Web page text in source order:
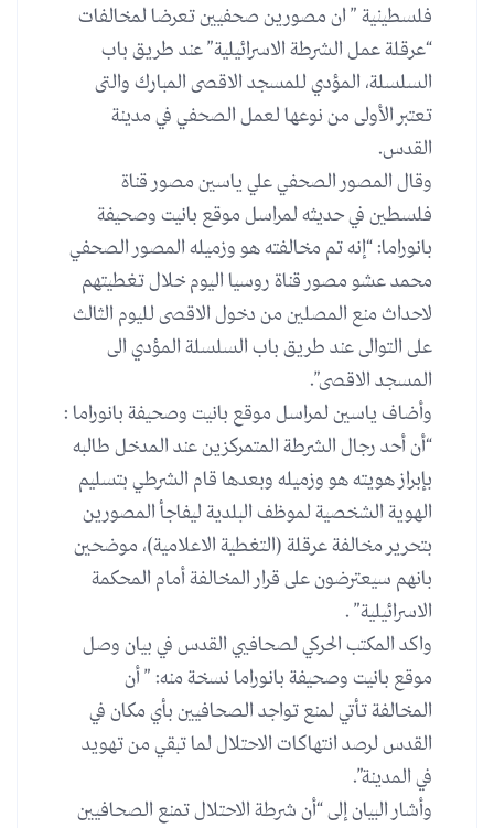
فلسطينية ” ان مصورين صحفيين تعرضا لمخالفات
“عرقلة عمل الشرطة الاسرائيلية” عند طريق باب
السلسلة، المؤدي للمسجد الاقصى المبارك والتى
تعتبر اﻷولى من نوعها لعمل الصحفي في مدينة
القدس.
وقال المصور الصحفي علي ياسين مصور قناة
فلسطين في حديثه لمراسل موقع بانيت وصحيفة
بانوراما: “إنه تم مخالفته هو وزميله المصور الصحفي
محمد عشو مصور قناة روسيا اليوم خلال تغطيتهم
لاحداث منع المصلين من دخول الاقصى لليوم الثالث
على التوالى عند طريق باب السلسلة المؤدي الى
المسجد الاقصى”.
وأضاف ياسين لمراسل موقع بانيت وصحيفة بانوراما :
“أن أحد رجال الشرطة المتمركزين عند المدخل طالبه
بإبراز هويته هو وزميله وبعدها قام الشرطي بتسليم
الهوية الشخصية لموظف البلدية ليفاجأ المصورين
بتحرير مخالفة عرقلة (التغطية الاعلامية)، موضحين
بانهم سيعترضون على قرار المخالفة أمام المحكمة
الاسرائيلية” .
واكد المكتب الحركي لصحافيي القدس في بيان وصل
موقع بانيت وصحيفة بانوراما نسخة منه: ” أن
المخالفة تأتي لمنع تواجد الصحافيين بأي مكان في
القدس لرصد انتهاكات الاحتلال لما تبقي من تهويد
في المدينة”.
وأشار البيان إلى “أن شرطة الاحتلال تمنع الصحافيين